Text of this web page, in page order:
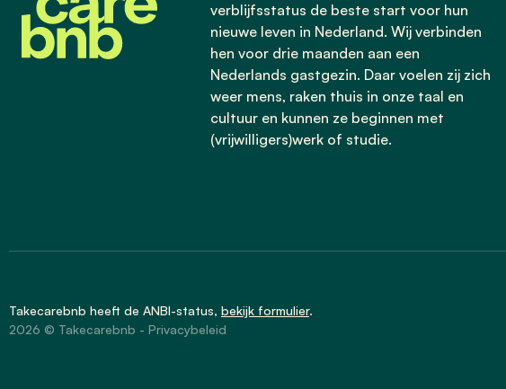
verblijfsstatus de beste start voor hun
nieuwe leven in Nederland. Wij verbinden
hen voor drie maanden aan een
Nederlands gastgezin. Daar voelen zij zich
weer mens, raken thuis in onze taal en
cultuur en kunnen ze beginnen met
(vrijwilligers)werk of studie.
Takecarebnb heeft de ANBI-status, bekijk formulier.
2026 © Takecarebnb - Privacybeleid